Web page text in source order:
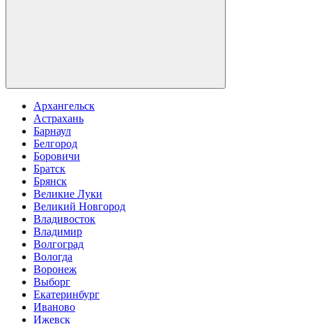
Архангельск
Астрахань
Барнаул
Белгород
Боровичи
Братск
Брянск
Великие Луки
Великий Новгород
Владивосток
Владимир
Волгоград
Вологда
Воронеж
Выборг
Екатеринбург
Иваново
Ижевск